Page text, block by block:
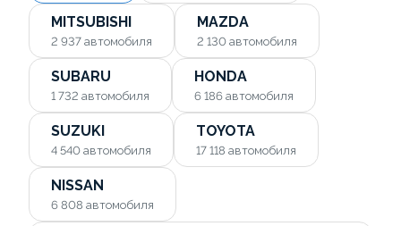
MITSUBISHI
2 937 автомобиля
MAZDA
2 130 автомобиля
SUBARU
1 732 автомобиля
HONDA
6 186 автомобиля
SUZUKI
4 540 автомобиля
TOYOTA
17 118 автомобиля
NISSAN
6 808 автомобиля